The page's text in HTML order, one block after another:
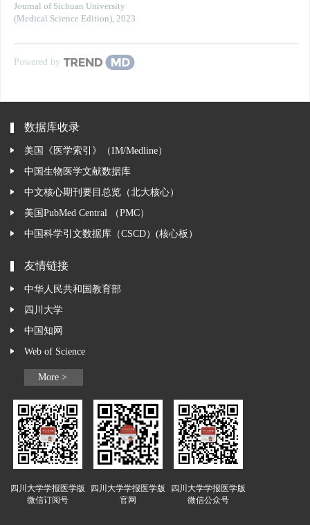
Journal of Sichuan University
(Medical Science Edition), 2023
Powered by
数据库收录
美国《医学索引》（IM/Medline）
中国生物医学文献数据库
中文核心期刊要目总览（北大核心）
美国PubMed Central （PMC）
中国科学引文数据库（CSCD）(核心板）
友情链接
中华人民共和国教育部
四川大学
中国知网
Web of Science
More >
四川大学学报医学版
微信订阅号
四川大学学报医学版
官网
四川大学学报医学版
微信公众号